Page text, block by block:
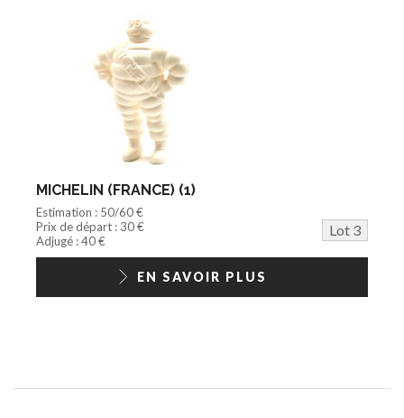
MICHELIN (FRANCE) (1)
Estimation : 50/60 €
Prix de départ : 30 €
Lot 3
Adjugé : 40 €
EN SAVOIR PLUS